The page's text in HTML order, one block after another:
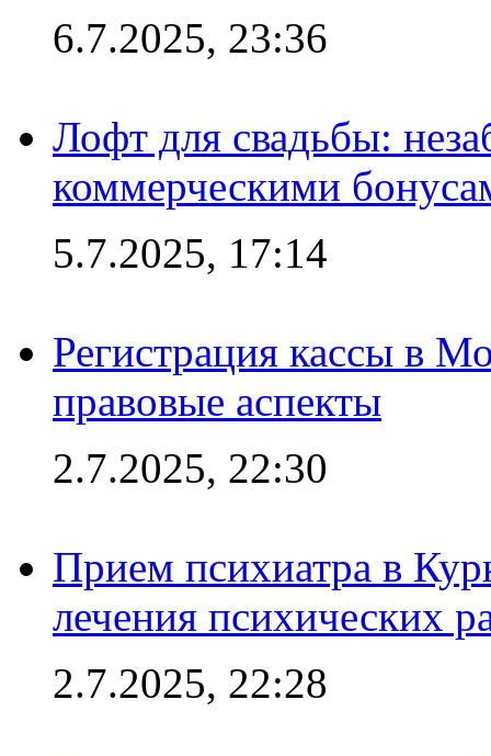
6.7.2025, 23:36
Лофт для свадьбы:
коммерческими
5.7.2025, 17:14
Регистрация кассы в
правовые аспекты
2.7.2025, 22:30
Прием психиатра в
лечения психических
2.7.2025, 22:28